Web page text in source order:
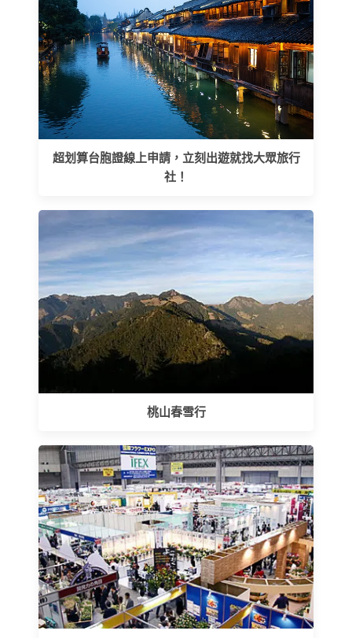
超划算台胞證線上申請，立刻出遊就找大眾旅行
社！
桃山春雪行